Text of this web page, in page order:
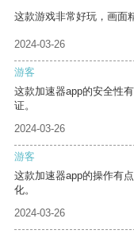
这款游戏非常好玩，画面
2024-03-26
游客
这款加速器app的安全性
证。
2024-03-26
游客
这款加速器app的操作有
化。
2024-03-26